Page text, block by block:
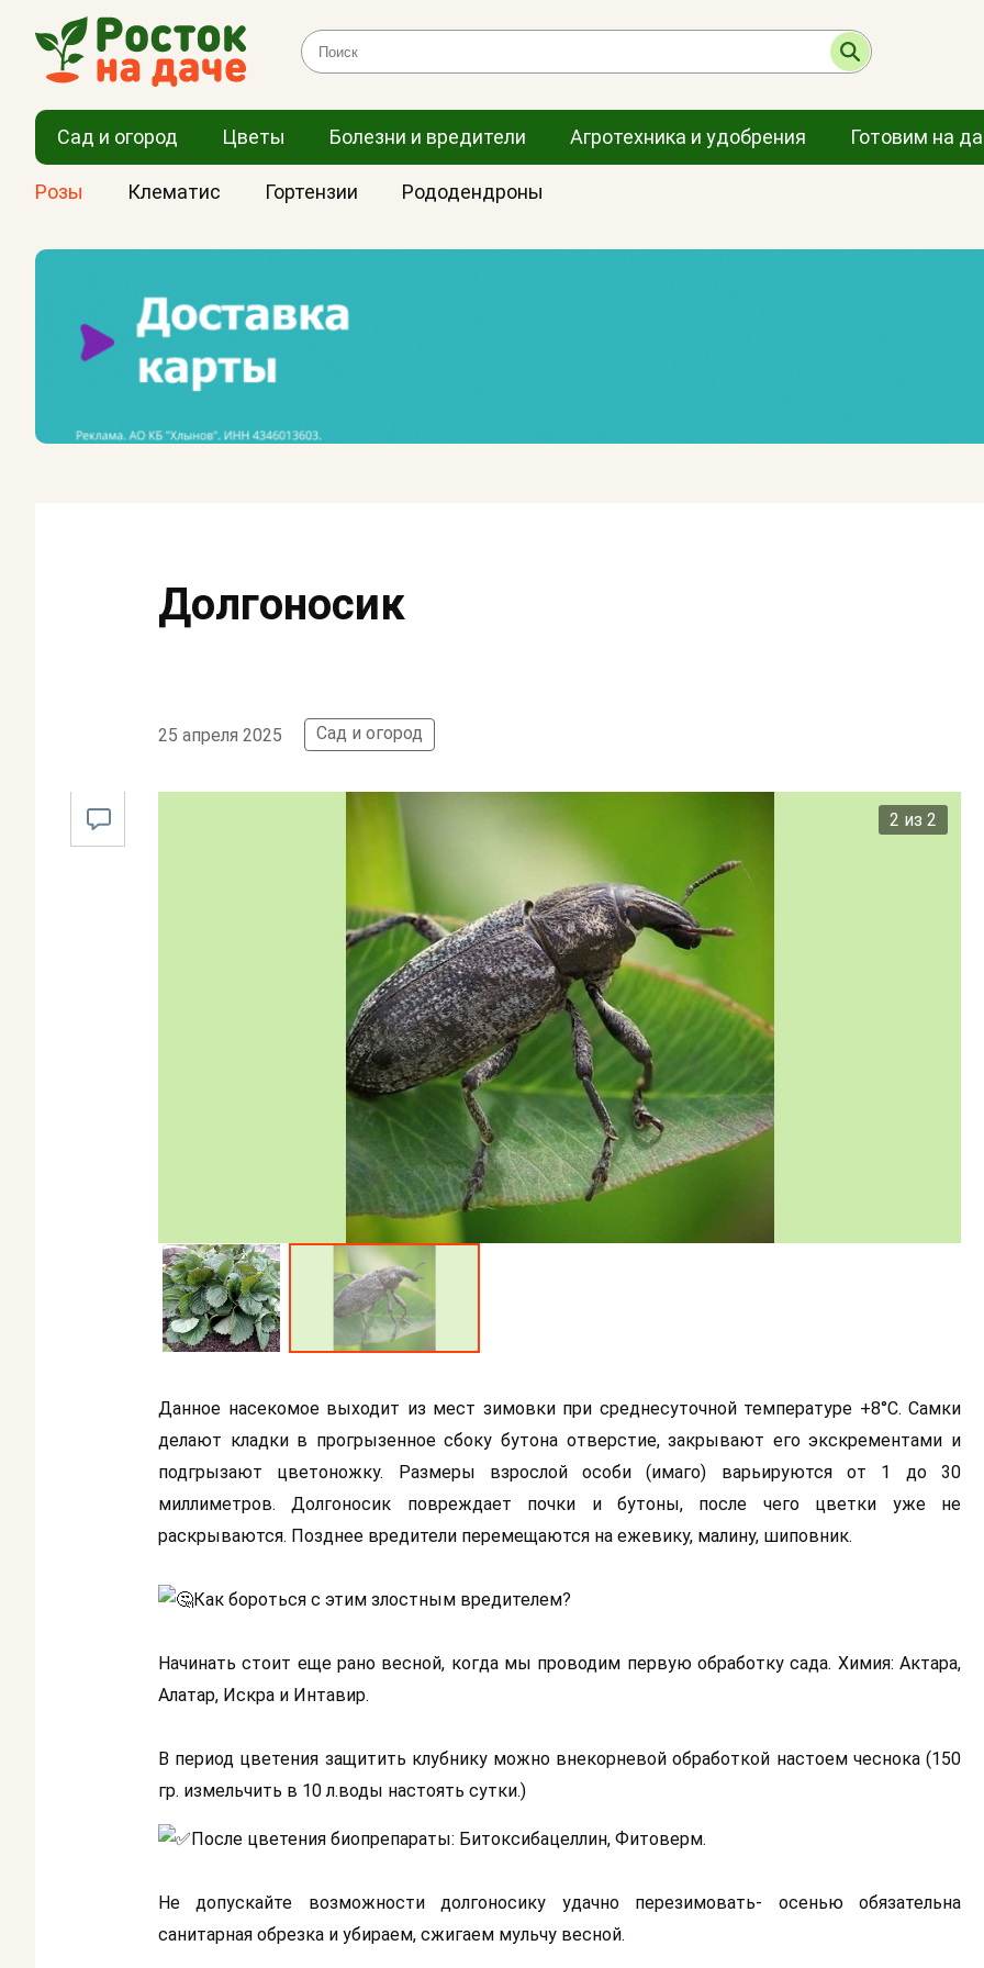
Сад и огород Цветы Болезни и вредители Агротехника и удобрения Готовим на
Розы Клематис Гортензии Рододендроны
Долгоносик
25 апреля 2025 Сад и огород
2 из 2
Данное насекомое выходит из мест зимовки при среднесуточной температуре +8°C. Самки
делают кладки в прогрызенное сбоку бутона отверстие, закрывают его экскрементами и
подгрызают цветоножку. Размеры взрослой особи (имаго) варьируются от 1 до 30
миллиметров. Долгоносик повреждает почки и бутоны, после чего цветки уже не
раскрываются. Позднее вредители перемещаются на ежевику, малину, шиповник.
Как бороться с этим злостным вредителем?
Начинать стоит еще рано весной, когда мы проводим первую обработку сада. Химия: Актара,
Алатар, Искра и Интавир.
В период цветения защитить клубнику можно внекорневой обработкой настоем чеснока (150
гр. измельчить в 10 л.воды настоять сутки.)
После цветения биопрепараты: Битоксибацеллин, Фитоверм.
Не допускайте возможности долгоносику удачно перезимовать- осенью обязательна
санитарная обрезка и убираем, сжигаем мульчу весной.